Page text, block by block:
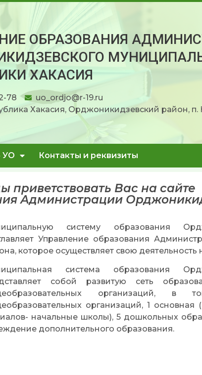
ОБРАЗОВАНИЯ
ХАКАСИЯ
78
uo_ordjo@r-19.ru
Хакасия, Орджоникидзевский район, п.
УО Контакты и реквизиты
приветствовать Вас на сайте
Администрации
систему образования
Управление образования
которое осуществляет свою деятельность
система образования
собой развитую сеть
организаций,
организаций, 1
начальные школы), 5 дошкольных
дополнительного образования.